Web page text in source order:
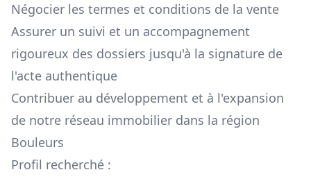
Négocier les termes et conditions de la vente
Assurer un suivi et un accompagnement
rigoureux des dossiers jusqu'à la signature de
l'acte authentique
Contribuer au développement et à l'expansion
de notre réseau immobilier dans la région
Bouleurs
Profil recherché :